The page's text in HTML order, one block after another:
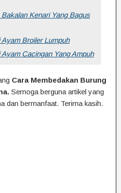
Kenari Yang Bagus
Broiler Lumpuh
Cacingan Yang Ampuh
Cara Membedakan Burung
Semoga berguna artikel yang
dan bermanfaat. Terima kasih.